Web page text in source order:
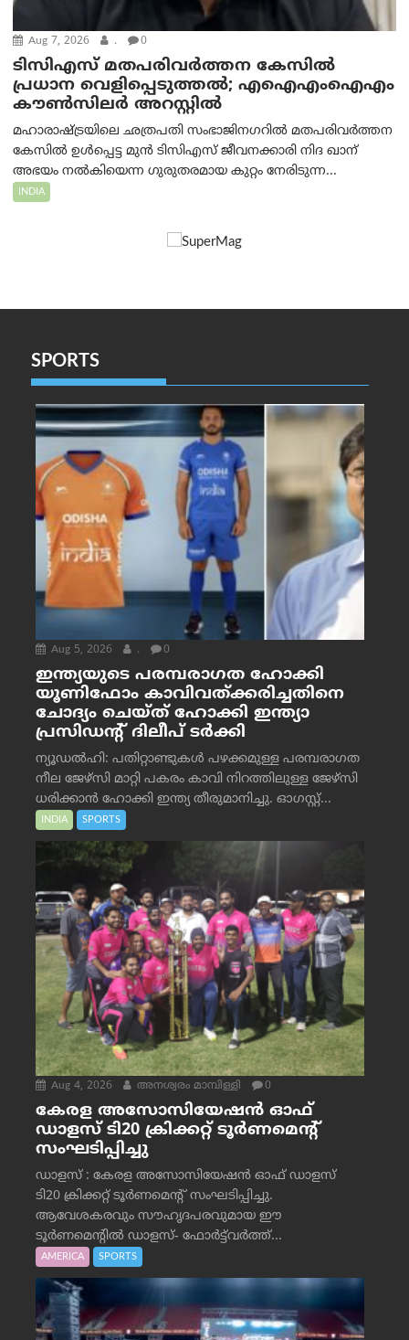
Aug 7, 2026 . 0
ടിസിഎസ് മതപരിവർത്തന കേസിൽ
പ്രധാന വെളിപ്പെടുത്തൽ; എഐഎംഐഎം
കൗൺസിലർ അറസ്റ്റിൽ
മഹാരാഷ്ട്രയിലെ ഛത്രപതി സംഭാജിനഗറിൽ മതപരിവർത്തന
കേസിൽ ഉൾപ്പെട്ട മുൻ ടിസിഎസ് ജീവനക്കാരി നിദ ഖാന്
അഭയം നൽകിയെന്ന ഗുരുതരമായ കുറ്റം നേരിടുന്ന...
INDIA
SPORTS
Aug 5, 2026 . 0
ഇന്ത്യയുടെ പരമ്പരാഗത ഹോക്കി
യൂണിഫോം കാവിവത്ക്കരിച്ചതിനെ
ചോദ്യം ചെയ്ത് ഹോക്കി ഇന്ത്യാ
പ്രസിഡന്റ് ദിലീപ് ടര്‍ക്കി
ന്യൂഡൽഹി: പതിറ്റാണ്ടുകൾ പഴക്കമുള്ള പരമ്പരാഗത
നീല ജേഴ്‌സി മാറ്റി പകരം കാവി നിറത്തിലുള്ള ജേഴ്‌സി
ധരിക്കാൻ ഹോക്കി ഇന്ത്യ തീരുമാനിച്ചു. ഓഗസ്റ്റ്...
INDIA SPORTS
Aug 4, 2026 അനശ്വരം മാമ്പിള്ളി 0
കേരള അസോസിയേഷൻ ഓഫ്
ഡാളസ് ടി20 ക്രിക്കറ്റ് ടൂർണമെന്റ്
സംഘടിപ്പിച്ചു
ഡാളസ് : കേരള അസോസിയേഷൻ ഓഫ് ഡാളസ്
ടി20 ക്രിക്കറ്റ് ടൂർണമെന്റ് സംഘടിപ്പിച്ചു.
ആവേശകരവും സൗഹൃദപരവുമായ ഈ
ടൂർണമെന്റിൽ ഡാളസ്- ഫോർട്ട്‌വര്‍ത്ത്...
AMERICA SPORTS